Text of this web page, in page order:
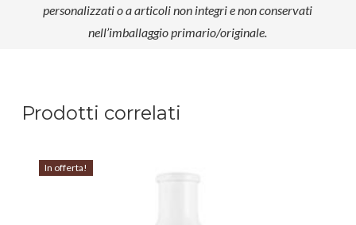
personalizzati o a articoli non integri e non conservati
nell’imballaggio primario/originale.
Prodotti correlati
In offerta!